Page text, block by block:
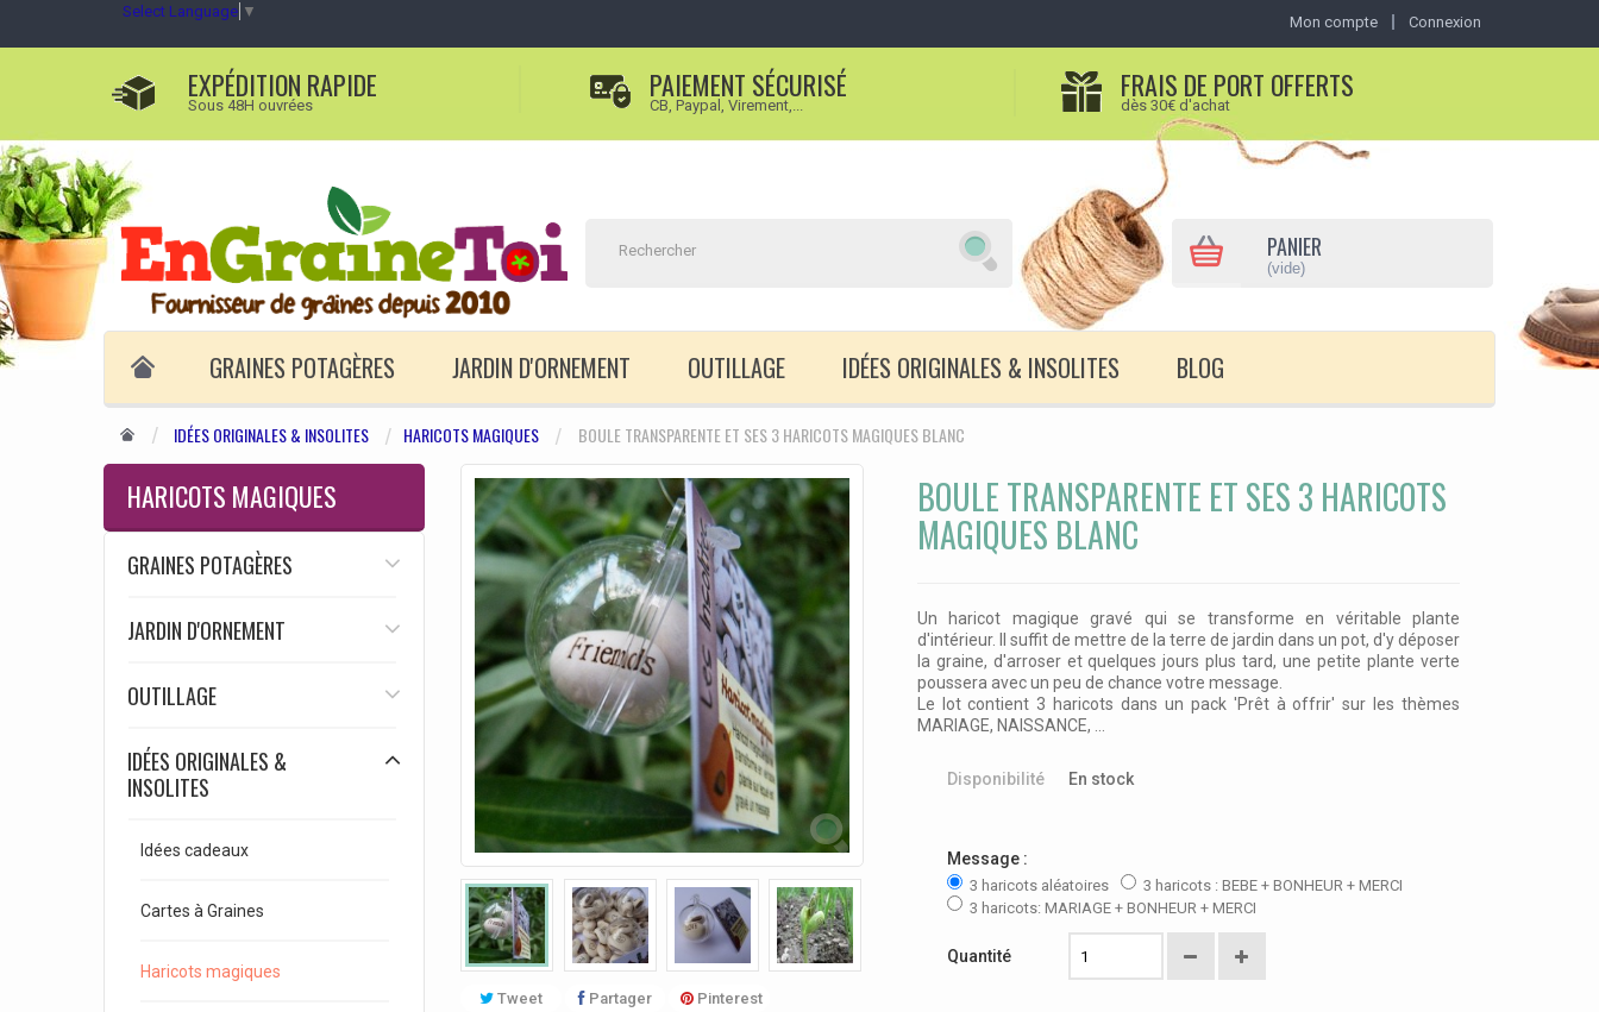
Mon compte Connexion
Select Language ▼
EXPÉDITION RAPIDE
Sous 48H ouvrées
PAIEMENT SÉCURISÉ
CB, Paypal, Virement,...
FRAIS DE PORT OFFERTS
dès 30€ d'achat
PANIER
(vide)
GRAINES POTAGÈRES JARDIN D'ORNEMENT OUTILLAGE IDÉES ORIGINALES & INSOLITES BLOG
IDÉES ORIGINALES & INSOLITES HARICOTS MAGIQUES BOULE TRANSPARENTE ET SES 3 HARICOTS MAGIQUES BLANC
HARICOTS MAGIQUES
GRAINES POTAGÈRES
JARDIN D'ORNEMENT
OUTILLAGE
IDÉES ORIGINALES &
INSOLITES
Idées cadeaux
Cartes à Graines
Haricots magiques
Tweet Partager Pinterest
BOULE TRANSPARENTE ET SES 3 HARICOTS
MAGIQUES BLANC
Un haricot magique gravé qui se transforme en véritable plante
d'intérieur. Il suffit de mettre de la terre de jardin dans un pot, d'y déposer
la graine, d'arroser et quelques jours plus tard, une petite plante verte
poussera avec un peu de chance votre message.
Le lot contient 3 haricots dans un pack 'Prêt à offrir' sur les thèmes
MARIAGE, NAISSANCE, ...
Disponibilité En stock
Message :
3 haricots aléatoires
3 haricots : BEBE + BONHEUR + MERCI
3 haricots: MARIAGE + BONHEUR + MERCI
Quantité